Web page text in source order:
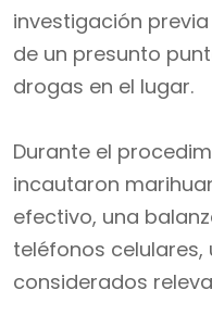
investigación
de un presunto
drogas en el lugar.
Durante el
incautaron
efectivo, una
teléfonos
considerados